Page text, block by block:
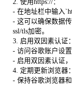
2. 使用https://：
- 在地址栏中输入
- 这可以确保数据
ssl/tls加密。
3. 启用双因素认证：
- 访问谷歌账户设
- 启用双因素认证
4. 定期更新浏览器：
- 保持谷歌浏览器